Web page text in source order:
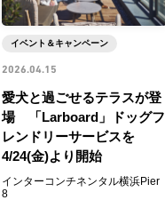
愛犬と過ごせるテラスが登
場 「Larboard」ドッグフ
レンドリーサービスを
4/24(金)より開始
インターコンチネンタル横浜Pier
8
イベント＆キャンペーン
2026.04.15